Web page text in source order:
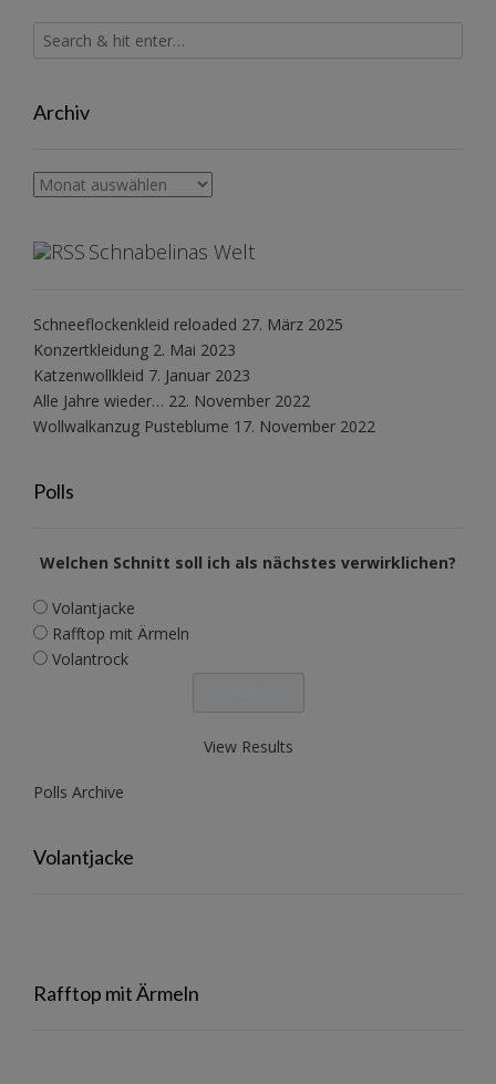
Archiv
Archiv
Schnabelinas Welt
Schneeflockenkleid reloaded 27. März 2025
Konzertkleidung 2. Mai 2023
Katzenwollkleid 7. Januar 2023
Alle Jahre wieder… 22. November 2022
Wollwalkanzug Pusteblume 17. November 2022
Polls
Welchen Schnitt soll ich als nächstes verwirklichen?
Volantjacke
Rafftop mit Ärmeln
Volantrock
View Results
Polls Archive
Volantjacke
Rafftop mit Ärmeln